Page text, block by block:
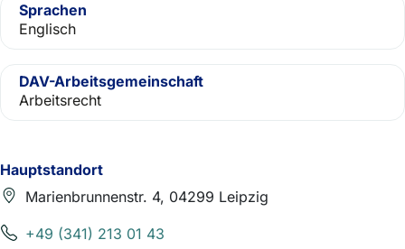
Hauptstandort
Marienbrunnenstr. 4, 04299 Leipzig
+49 (341) 213 01 43
Sprachen
Englisch
DAV-Arbeitsgemeinschaft
Arbeitsrecht